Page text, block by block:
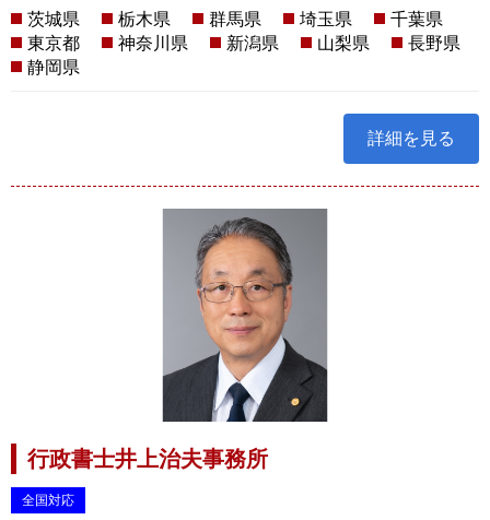
茨城県 栃木県 群馬県 埼玉県
千葉県
東京都
神奈川県 新潟県 山梨県
長野県
静岡県
詳細を見る
行政書士井上治夫事務所
全国対応